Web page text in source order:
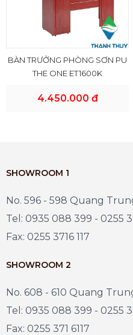
BÀN TRƯỞNG PHÒNG SƠN PU
THE ONE ET1600K
4.450.000 đ
SHOWROOM 1
No. 596 - 598 Quang
Tel: 0935 088 399 - 0255
Fax: 0255 3716 117
SHOWROOM 2
No. 608 - 610 Quang
Tel: 0935 088 399 - 0255
Fax: 0255 371 6117